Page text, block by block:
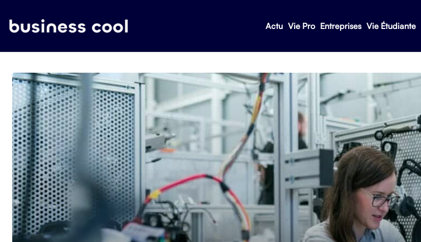
Actu Vie Pro Entreprises Vie Étudiante